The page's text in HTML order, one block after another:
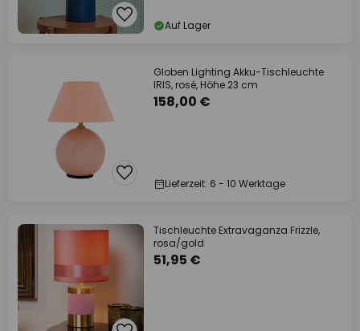
Auf Lager
Globen Lighting Akku-Tischleuchte
IRIS, rosé, Höhe 23 cm
158,00 €
Lieferzeit: 6 - 10 Werktage
Tischleuchte Extravaganza Frizzle,
rosa/gold
51,95 €